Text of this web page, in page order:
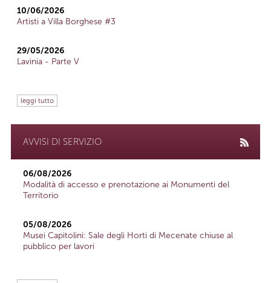
10/06/2026
Artisti a Villa Borghese #3
29/05/2026
Lavinia - Parte V
leggi tutto
AVVISI DI SERVIZIO
06/08/2026
Modalità di accesso e prenotazione ai Monumenti del
Territorio
05/08/2026
Musei Capitolini: Sale degli Horti di Mecenate chiuse al
pubblico per lavori